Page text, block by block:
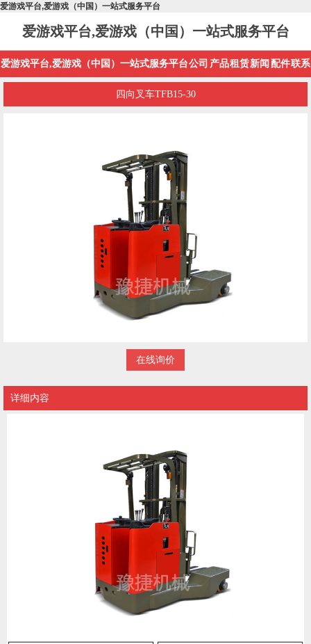
爱游戏平台,爱游戏（中国）一站式服务平台
爱游戏平台,爱游戏（中国）一站式服务平台
爱游戏平台,爱游戏（中国）一站式服务平台公司 产品租赁新闻 配件联系
四向叉车TFB15-30
在线询价
详细内容